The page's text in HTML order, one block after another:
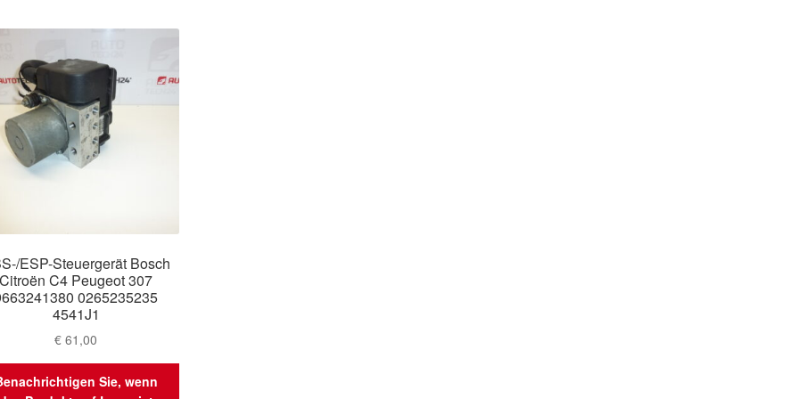
ESP-Steuergerät Bosch
Citroën C4 Peugeot 307
0265235235
4541J1
€ 61,00
Sie, wenn